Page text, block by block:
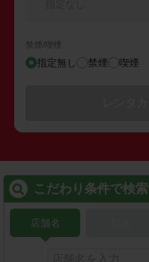
禁煙/喫煙
指定無し 禁煙 喫煙
こだわり条件で検索
店舗名